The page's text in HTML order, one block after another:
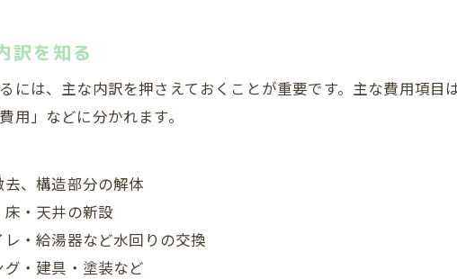
費用配分で失敗しない優先順位の決め方
資産価値を守るリノベ費用の配分術
戸建てリノベ費用で失敗しない選択とは
戸建てリノベ費用を比較する重要性
訳を知る
には、主な内訳を押さえておくことが重要です。主な費用項
用」などに分かれます。
、構造部分の解体
・天井の新設
・給湯器など水回りの交換
・建具・塗装など